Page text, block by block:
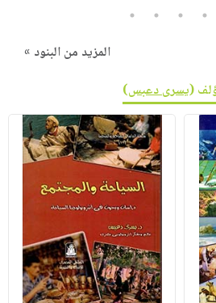
2
3
4
5
المزيد من البنود »
(يسرى دعبس)